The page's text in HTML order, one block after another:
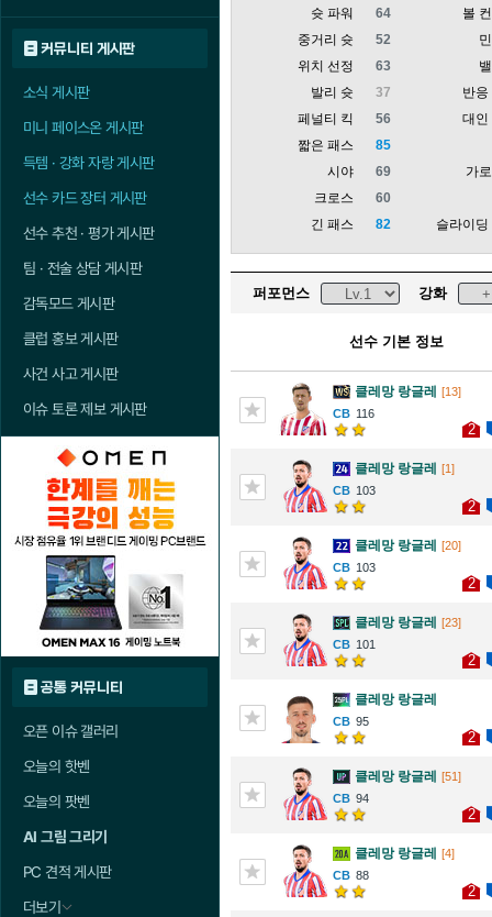
커뮤니티 게시판
소식 게시판
미니 페이스온 게시판
득템 · 강화 자랑 게시판
선수 카드 장터 게시판
선수 추천 · 평가 게시판
팀 · 전술 상담 게시판
감독모드 게시판
클럽 홍보 게시판
사건 사고 게시판
이슈 토론 제보 게시판
공통 커뮤니티
오픈 이슈 갤러리
오늘의 핫벤
오늘의 팟벤
AI 그림 그리기
PC 견적 게시판
더보기
슛 파워
64
중거리 슛
52
위치 선정
63
발리 슛
37
페널티 킥
56
짧은 패스
85
시야
69
크로스
60
긴 패스
82
볼
반응
대인
가
슬라이딩
퍼포먼스 강화
선수 기본 정보
클레망 랑글레
[13]
116
2
클레망 랑글레
[1]
103
2
클레망 랑글레
[20]
103
2
클레망 랑글레
[23]
101
2
클레망 랑글레
95
2
클레망 랑글레
[51]
94
2
클레망 랑글레
[4]
88
2